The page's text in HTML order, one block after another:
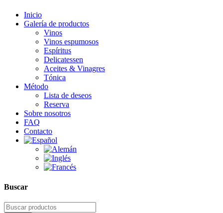
Inicio
Galería de productos
Vinos
Vinos espumosos
Espíritus
Delicatessen
Aceites & Vinagres
Tónica
Método
Lista de deseos
Reserva
Sobre nosotros
FAQ
Contacto
Buscar